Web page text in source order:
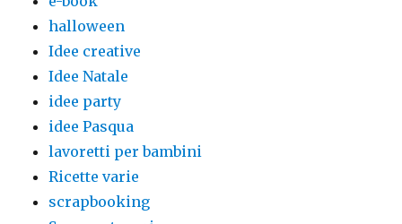
halloween
Idee creative
Idee Natale
idee party
idee Pasqua
lavoretti per bambini
Ricette varie
scrapbooking